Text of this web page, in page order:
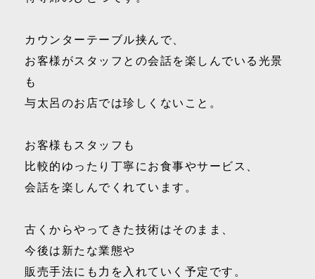
カウンターテーブル挟んで、
お客様がスタッフとの会話を楽しんでいる光景
も
与太呂のお店では珍しくないこと。
お客様もスタッフも
比較的ゆったり丁寧にお食事やサービス、
会話を楽しんでくれています。
古くからやってきた技術はそのまま、
今後は新たな業態や
販売手法にも力を入れていく予定です。